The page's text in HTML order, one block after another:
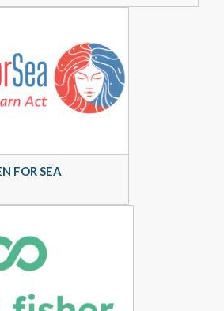
FOR SEA